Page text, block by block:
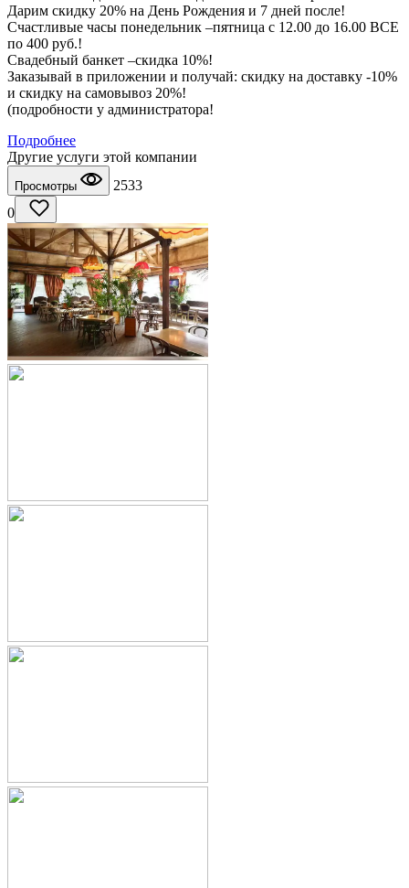
Дарим скидку 20% на День Рождения и 7 дней после!
Счастливые часы понедельник –пятница с 12.00 до 16.00 ВСЕ
по 400 руб.!
Свадебный банкет –скидка 10%!
Заказывай в приложении и получай: скидку на доставку -10%
и скидку на самовывоз 20%!
(подробности у администратора!
Подробнее
Другие услуги этой компании
Просмотры
2533
0